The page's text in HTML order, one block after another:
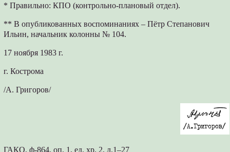
* Правильно: КПО (контрольно-плановый отдел).
** В опубликованных воспоминаниях – Пётр Степанович
Ильин, начальник колонны № 104.
17 ноября 1983 г.
г. Кострома
/А. Григоров/
ГАКО, ф-864, оп. 1, ед. хр. 2, л.1–27